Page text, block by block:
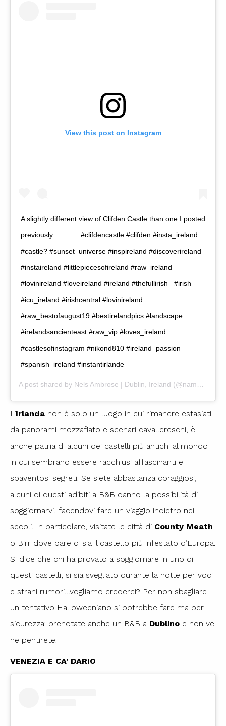
View this post on Instagram
A slightly different view of Clifden Castle than one I posted
previously. . . . . . . #clifdencastle #clifden #insta_ireland
#castle? #sunset_universe #inspireland #discoverireland
#instaireland #littlepiecesofireland #raw_ireland
#lovinireland #loveireland #ireland #thefullirish_ #irish
#icu_ireland #irishcentral #lovinireland
#raw_bestofaugust19 #bestirelandpics #landscape
#irelandsancienteast #raw_vip #loves_ireland
#castlesofinstagram #nikond810 #ireland_passion
#spanish_ireland #instantirlande
A post shared by Nels Ambrose | Dublin, Ireland (@nambrosium) on
L’Irlanda non è solo un luogo in cui rimanere estasiati
da panorami mozzafiato e scenari cavallereschi, è
anche patria di alcuni dei castelli più antichi al mondo
in cui sembrano essere racchiusi affascinanti e
spaventosi segreti. Se siete abbastanza coraggiosi,
alcuni di questi adibiti a B&B danno la possibilità di
soggiornarvi, facendovi fare un viaggio indietro nei
secoli. In particolare, visitate le città di County Meath
o Birr dove pare ci sia il castello più infestato d’Europa.
Si dice che chi ha provato a soggiornare in uno di
questi castelli, si sia svegliato durante la notte per voci
e strani rumori…vogliamo crederci? Per non sbagliare
un tentativo Halloweeniano si potrebbe fare ma per
sicurezza: prenotate anche un B&B a Dublino e non ve
ne pentirete!
VENEZIA E CA’ DARIO